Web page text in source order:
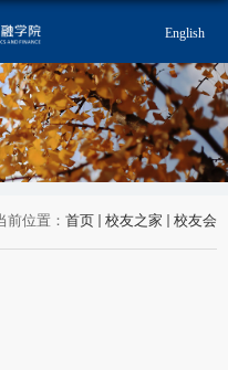
English
前位置： 首页 校友之家 校友会